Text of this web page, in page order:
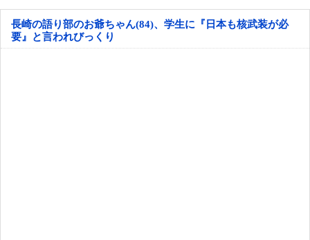
長崎の語り部のお爺ちゃん(84)、学生に『日本も核武装が必
要』と言われびっくり